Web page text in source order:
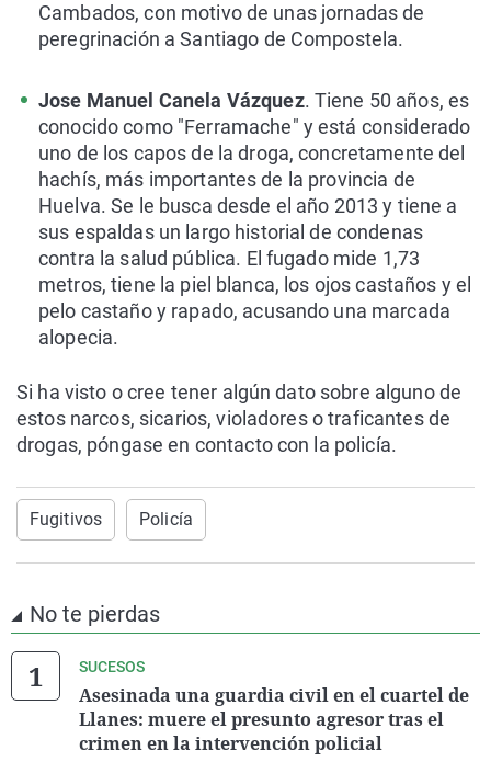
Cambados, con motivo de unas jornadas de
peregrinación a Santiago de Compostela.
Jose Manuel Canela Vázquez. Tiene 50 años, es
conocido como "Ferramache" y está considerado
uno de los capos de la droga, concretamente del
hachís, más importantes de la provincia de
Huelva. Se le busca desde el año 2013 y tiene a
sus espaldas un largo historial de condenas
contra la salud pública. El fugado mide 1,73
metros, tiene la piel blanca, los ojos castaños y el
pelo castaño y rapado, acusando una marcada
alopecia.
Si ha visto o cree tener algún dato sobre alguno de
estos narcos, sicarios, violadores o traficantes de
drogas, póngase en contacto con la policía.
Fugitivos Policía
No te pierdas
SUCESOS
Asesinada una guardia civil en el cuartel de
Llanes: muere el presunto agresor tras el
crimen en la intervención policial